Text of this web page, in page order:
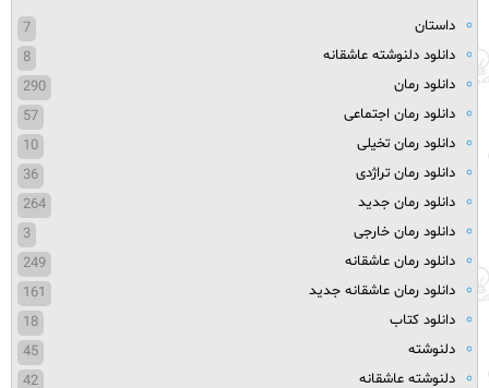
داستان
7
دانلود دلنوشته عاشقانه
8
دانلود رمان
290
دانلود رمان اجتماعی
57
دانلود رمان تخیلی
10
دانلود رمان تراژدی
36
دانلود رمان جدید
264
دانلود رمان خارجی
3
دانلود رمان عاشقانه
249
دانلود رمان عاشقانه جدید
161
دانلود کتاب
18
دلنوشته
45
دلنوشته عاشقانه
42